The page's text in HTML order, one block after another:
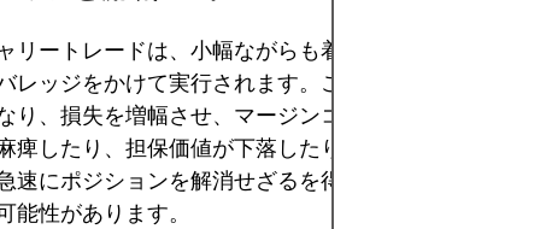
リートレードは、小幅ながらも着実な利益を伸ばす
レッジをかけて実行されます。このレバレッジは逆
り、損失を増幅させ、マージンコールを増加させま
痺したり、担保価値が下落したりすると、レバレッ
速にポジションを解消せざるを得なくなり、市場が
能性があります。